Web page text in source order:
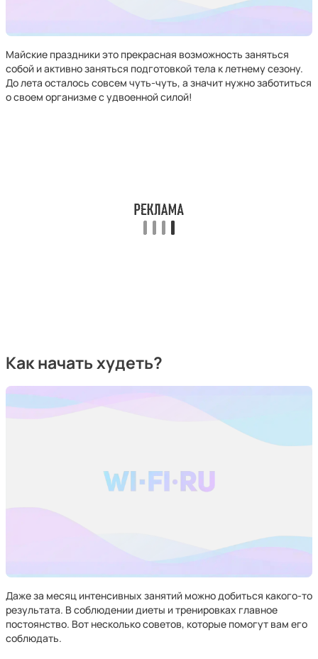
Майские праздники это прекрасная возможность заняться
собой и активно заняться подготовкой тела к летнему сезону.
До лета осталось совсем чуть-чуть, а значит нужно заботиться
о своем организме с удвоенной силой!
Как начать худеть?
Даже за месяц интенсивных занятий можно добиться какого-то
результата. В соблюдении диеты и тренировках главное
постоянство. Вот несколько советов, которые помогут вам его
соблюдать.